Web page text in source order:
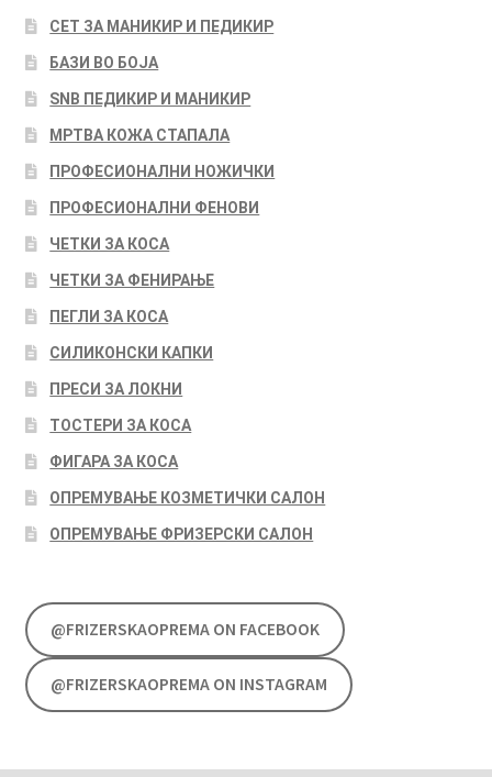
СЕТ ЗА МАНИКИР И ПЕДИКИР
БАЗИ ВО БОЈА
SNB ПЕДИКИР И МАНИКИР
МРТВА КОЖА СТАПАЛА
ПРОФЕСИОНАЛНИ НОЖИЧКИ
ПРОФЕСИОНАЛНИ ФЕНОВИ
ЧЕТКИ ЗА КОСА
ЧЕТКИ ЗА ФЕНИРАЊЕ
ПЕГЛИ ЗА КОСА
СИЛИКОНСКИ КАПКИ
ПРЕСИ ЗА ЛОКНИ
ТОСТЕРИ ЗА КОСА
ФИГАРА ЗА КОСА
ОПРЕМУВАЊЕ КОЗМЕТИЧКИ САЛОН
ОПРЕМУВАЊЕ ФРИЗЕРСКИ САЛОН
@FRIZERSKAOPREMA ON FACEBOOK
@FRIZERSKAOPREMA ON INSTAGRAM